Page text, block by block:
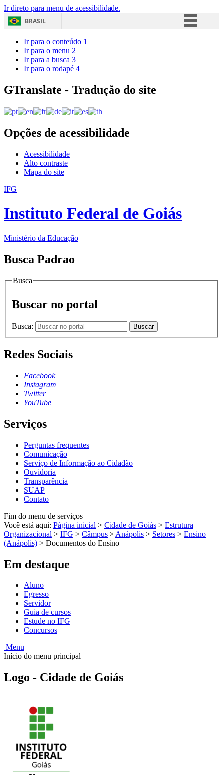
Ir direto para menu de acessibilidade.
BRASIL
Acesso à informação
Ir para o conteúdo 1
Ir para o menu 2
Ir para a busca 3
Ir para o rodapé 4
GTranslate - Tradução do site
Opções de acessibilidade
Acessibilidade
Alto contraste
Mapa do site
IFG
Instituto Federal de Goiás
Ministério da Educação
Busca Padrao
Busca
Buscar no portal
Busca: Buscar
Redes Sociais
Facebook
Instagram
Twitter
YouTube
Serviços
Perguntas frequentes
Comunicação
Serviço de Informação ao Cidadão
Ouvidoria
Transparência
SUAP
Contato
Fim do menu de serviços
Você está aqui: Página inicial > Cidade de Goiás > Estrutura
Organizacional > IFG > Câmpus > Anápolis > Setores > Ensino
(Anápolis) > Documentos do Ensino
Em destaque
Aluno
Egresso
Servidor
Guia de cursos
Estude no IFG
Concursos
Menu
Início do menu principal
Logo - Cidade de Goiás